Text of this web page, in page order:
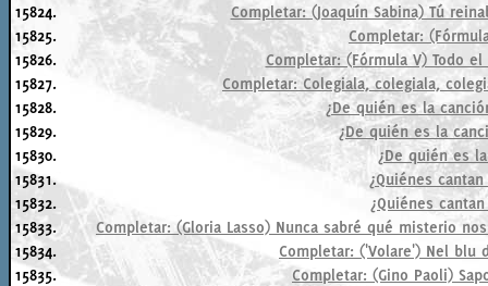
15824.
Completar: (Joaquín Sabina) Tú
15825.
Completar:
15826.
Completar: (Fórmula V) Todo
15827.
Completar: Colegiala, colegiala,
15828.
¿De quién es la
15829.
¿De quién es la
15830.
¿De quién es
15831.
¿Quiénes
15832.
¿Quiénes
15833.
Completar: (Gloria Lasso) Nunca sabré qué misterio
15834.
Completar: ('Volare') Nel
15835.
Completar: (Gino Paoli)